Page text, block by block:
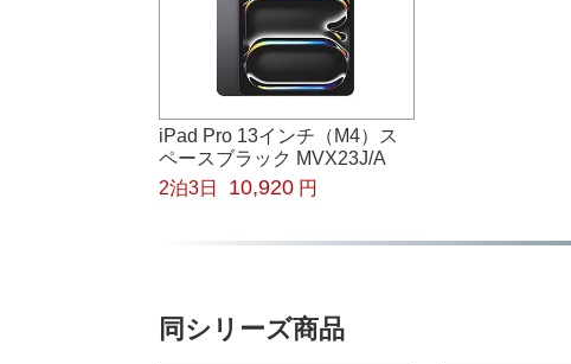
iPad Pro 13インチ（M4）ス
ペースブラック MVX23J/A
2泊3日
10,920 円
同シリーズ商品